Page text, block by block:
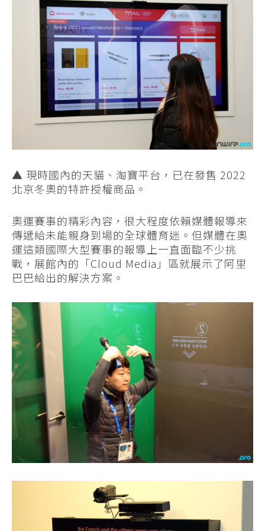
▲ 現時國內的天貓、淘寶平台，已在發售 2022
北京冬奧的特許授權商品。
奧運賽事的精彩內容，很大程度依賴媒體報導來
傳遞給未能親身到場的全球體育迷。但媒體在奧
運這類國際大型賽事的報導上一直面臨不少挑
戰，展館內的「Cloud Media」區就展示了阿里
巴巴給出的解決方案。